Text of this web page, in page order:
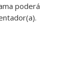
poderá